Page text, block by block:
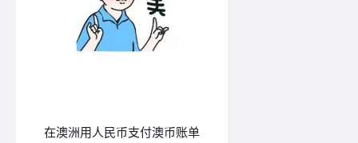
在澳洲用人民币支付澳币账单